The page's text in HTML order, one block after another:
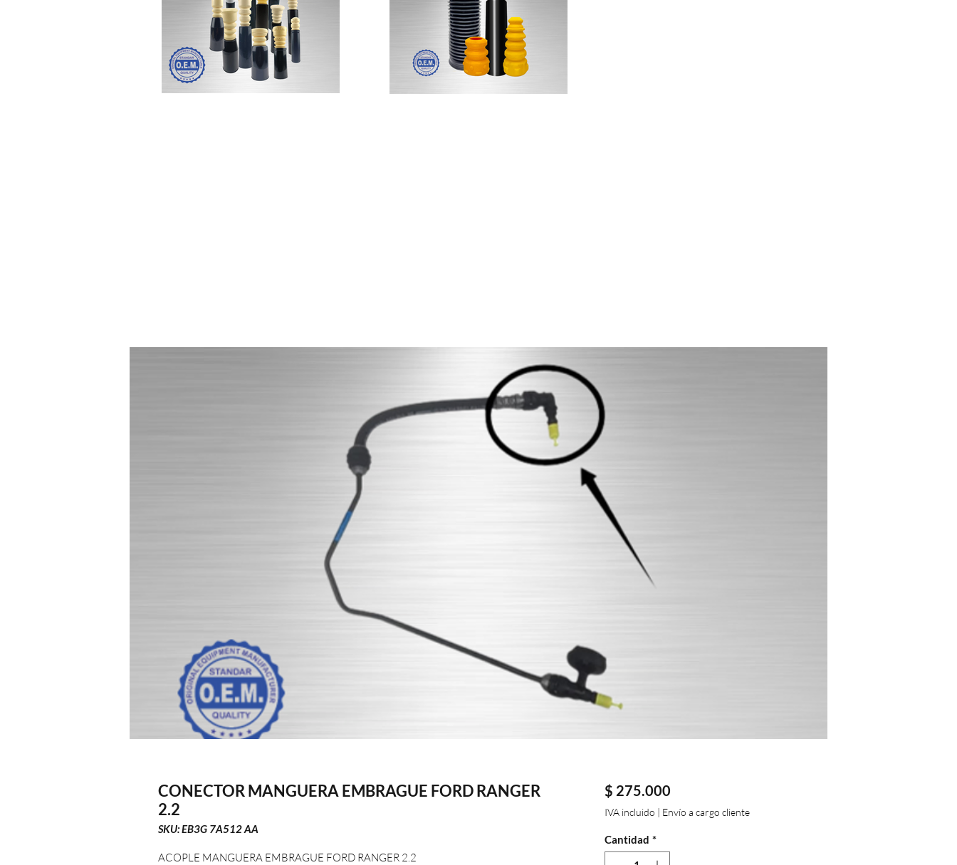
CONECTOR MANGUERA EMBRAGUE FORD RANGER
2.2
SKU: EB3G 7A512 AA
ACOPLE MANGUERA EMBRAGUE FORD RANGER 2.2
$ 275.000Precio
IVA incluido | Envío a cargo cliente
Cantidad *